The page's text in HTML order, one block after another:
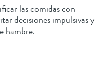
las comidas con
decisiones impulsivas y
hambre.